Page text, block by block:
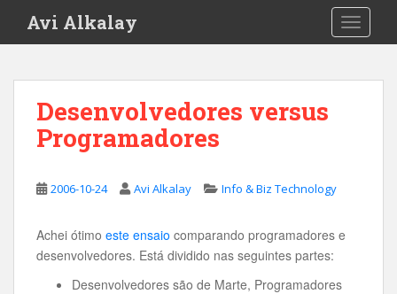
i
Avi Alkalay
Desenvolvedores versus
Programadores
2006-10-24 Avi Alkalay Info & Biz Technology
Achei ótimo este ensaio comparando programadores e
desenvolvedores. Está dividido nas seguintes partes:
Desenvolvedores são de Marte, Programadores